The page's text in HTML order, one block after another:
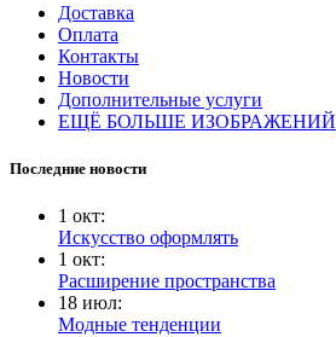
Доставка
Оплата
Контакты
Новости
Дополнительные услуги
ЕЩЁ БОЛЬШЕ ИЗОБРАЖЕНИЙ
Последние новости
1 окт:
Искусство оформлять
1 окт:
Расширение пространства
18 июл:
Модные тенденции